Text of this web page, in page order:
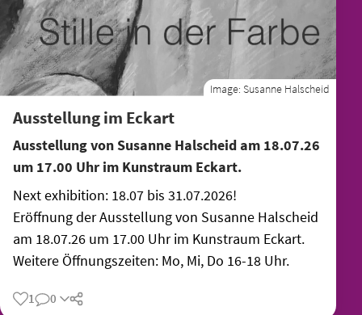
Image: Susanne Halscheid
Ausstellung im Eckart
Ausstellung von Susanne Halscheid am 18.07.26
um 17.00 Uhr im Kunstraum Eckart.
Next exhibition: 18.07 bis 31.07.2026!
Eröffnung der Ausstellung von Susanne Halscheid
am 18.07.26 um 17.00 Uhr im Kunstraum Eckart.
Weitere Öffnungszeiten: Mo, Mi, Do 16-18 Uhr.
1 0 Share